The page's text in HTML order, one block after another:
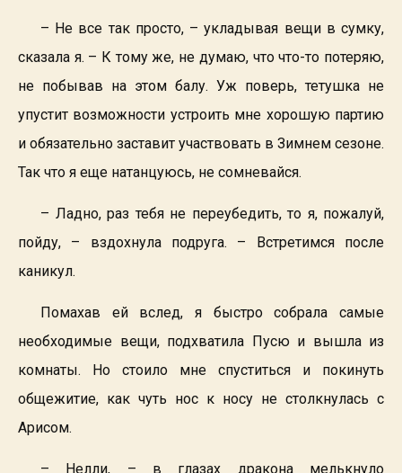
– Не все так просто, – укладывая вещи в сумку,
сказала я. – К тому же, не думаю, что что-то потеряю,
не побывав на этом балу. Уж поверь, тетушка не
упустит возможности устроить мне хорошую партию
и обязательно заставит участвовать в Зимнем сезоне.
Так что я еще натанцуюсь, не сомневайся.
– Ладно, раз тебя не переубедить, то я, пожалуй,
пойду, – вздохнула подруга. – Встретимся после
каникул.
Помахав ей вслед, я быстро собрала самые
необходимые вещи, подхватила Пусю и вышла из
комнаты. Но стоило мне спуститься и покинуть
общежитие, как чуть нос к носу не столкнулась с
Арисом.
– Нелли, – в глазах дракона мелькнуло